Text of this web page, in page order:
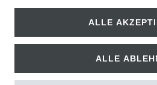
© Copyright 2026 | Alle
ALLE
ALLE